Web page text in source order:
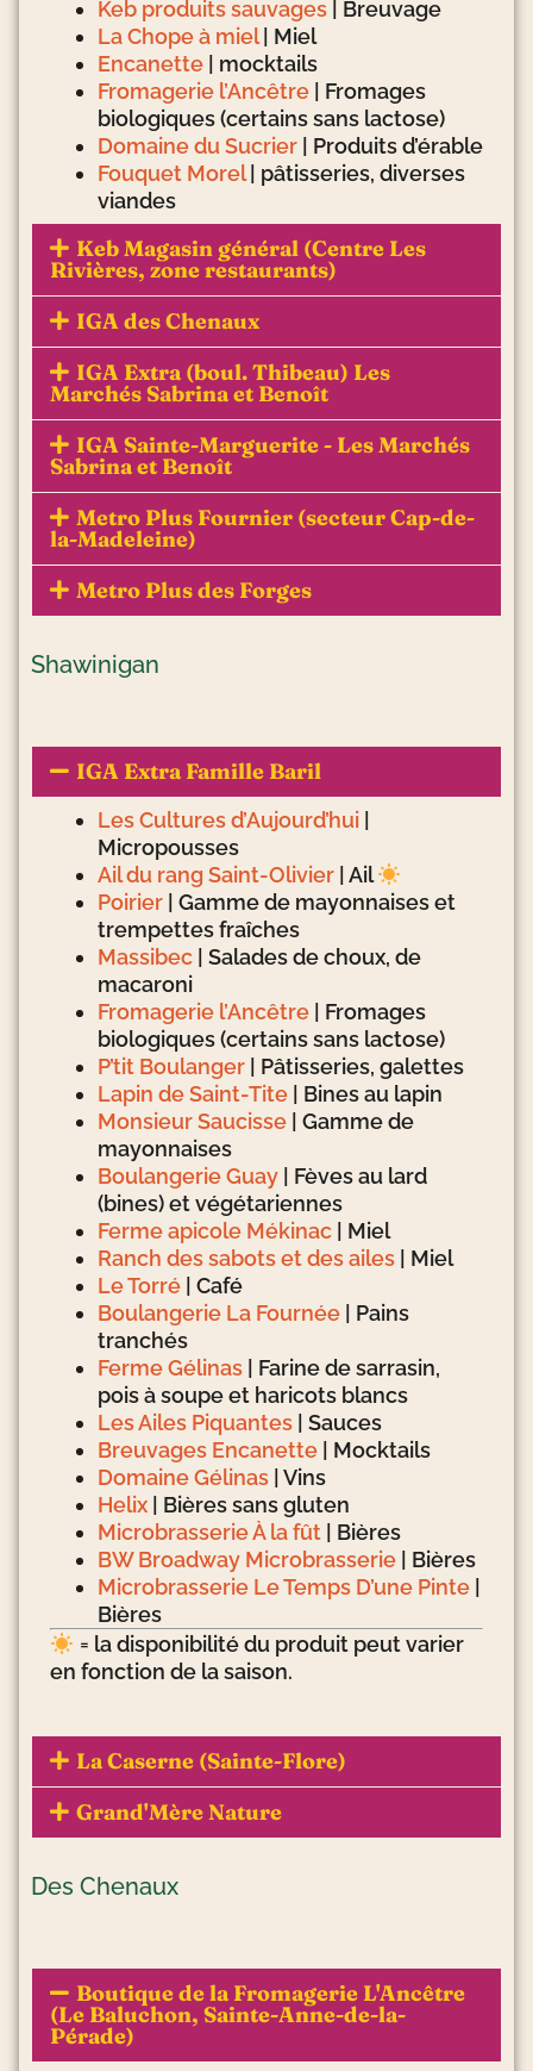
Keb produits sauvages | Breuvage
La Chope à miel| Miel
Encanette | mocktails
Fromagerie l’Ancêtre | Fromages
biologiques (certains sans lactose)
Domaine du Sucrier | Produits d’érable
Fouquet Morel| pâtisseries, diverses
viandes
Keb Magasin général (Centre Les
Rivières, zone restaurants)
IGA des Chenaux
IGA Extra (boul. Thibeau) Les
Marchés Sabrina et Benoît
IGA Sainte-Marguerite - Les Marchés
Sabrina et Benoît
Metro Plus Fournier (secteur Cap-de-
la-Madeleine)
Metro Plus des Forges
Shawinigan
IGA Extra Famille Baril
Les Cultures d’Aujourd’hui
Micropousses
Ail du rang Saint-Olivier | Ail
Poirier | Gamme de mayonnaises et
trempettes fraîches
Massibec
| Salades de choux, de
macaroni
Fromagerie l’Ancêtre | Fromages
biologiques (certains sans lactose)
P’tit Boulanger | Pâtisseries, galettes
Lapin de Saint-Tite | Bines au lapin
Monsieur Saucisse | Gamme de
mayonnaises
Boulangerie Guay | Fèves au lard
(bines) et végétariennes
Ferme apicole Mékinac | Miel
Ranch des sabots et des ailes | Miel
Le Torré | Café
Boulangerie La Fournée | Pains
tranchés
Ferme Gélinas | Farine de sarrasin,
pois à soupe et haricots blancs
Les Ailes Piquantes | Sauces
Breuvages Encanette | Mocktails
Domaine Gélinas | Vins
Helix | Bières sans gluten
Microbrasserie À la fût | Bières
BW Broadway Microbrasserie | Bières
Microbrasserie Le Temps D’une Pinte
Bières
= la disponibilité du produit peut varier
en fonction de la saison.
La Caserne (Sainte-Flore)
Grand'Mère Nature
Des Chenaux
Boutique de la Fromagerie L'Ancêtre
(Le Baluchon, Sainte-Anne-de-la-
Pérade)